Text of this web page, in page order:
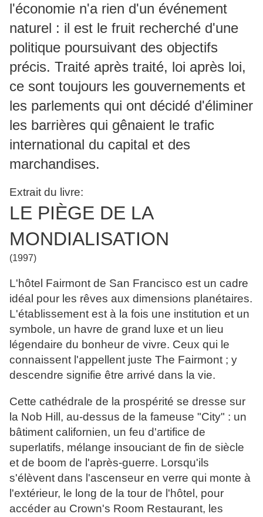
l'économie n'a rien d'un événement
naturel : il est le fruit recherché d'une
politique poursuivant des objectifs
précis. Traité après traité, loi après loi,
ce sont toujours les gouvernements et
les parlements qui ont décidé d'éliminer
les barrières qui gênaient le trafic
international du capital et des
marchandises.
Extrait du livre:
LE PIÈGE DE LA
MONDIALISATION
(1997)
L'hôtel Fairmont de San Francisco est un cadre
idéal pour les rêves aux dimensions planétaires.
L'établissement est à la fois une institution et un
symbole, un havre de grand luxe et un lieu
légendaire du bonheur de vivre. Ceux qui le
connaissent l'appellent juste The Fairmont ; y
descendre signifie être arrivé dans la vie.
Cette cathédrale de la prospérité se dresse sur
la Nob Hill, au-dessus de la fameuse "City" : un
bâtiment californien, un feu d'artifice de
superlatifs, mélange insouciant de fin de siècle
et de boom de l'après-guerre. Lorsqu'ils
s'élèvent dans l'ascenseur en verre qui monte à
l'extérieur, le long de la tour de l'hôtel, pour
accéder au Crown's Room Restaurant, les